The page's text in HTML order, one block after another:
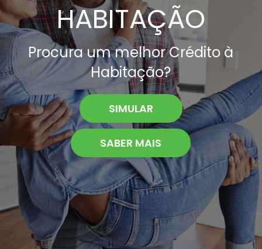
HABITAÇÃO
Procura um melhor Crédito à
Habitação?
SIMULAR
SABER MAIS